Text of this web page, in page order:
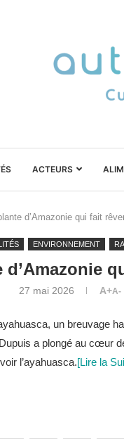
ACTEURS
d’Amazonie qui fait
ENVIRONNEMENT
d’Amazonie
27 mai 2026 A+A-
un breuvage
a plongé au cœur
l’ayahuasca.[Lire la